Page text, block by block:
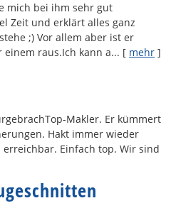
mich bei ihm sehr gut
Zeit und erklärt alles ganz
;) Vor allem aber ist er
raus.Ich kann a... [ mehr ]
Makler. Er kümmert
Hakt immer wieder
Einfach top. Wir sind